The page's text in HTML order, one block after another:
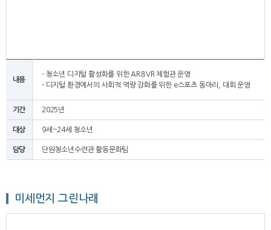
내용
- 청소년 디지털 활성화를 위한 AR&VR 체험관 운영
- 디지털 환경에서의 사회적 역량 강화를 위한 e스포츠 동아리, 대회 운영
기간 2025년
대상 9세~24세 청소년
담당 단원청소년수련관 활동문화팀
미세먼지 그린나래